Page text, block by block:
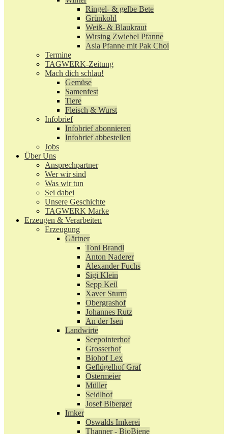
Ringel- & gelbe Bete
Grünkohl
Weiß- & Blaukraut
Wirsing Zwiebel Pfanne
Asia Pfanne mit Pak Choi
Termine
TAGWERK-Zeitung
Mach dich schlau!
Gemüse
Samenfest
Tiere
Fleisch & Wurst
Infobrief
Infobrief abonnieren
Infobrief abbestellen
Jobs
Über Uns
Ansprechpartner
Wer wir sind
Was wir tun
Sei dabei
Unsere Geschichte
TAGWERK Marke
Erzeugen & Verarbeiten
Erzeugung
Gärtner
Toni Brandl
Anton Naderer
Alexander Fuchs
Sigi Klein
Sepp Keil
Xaver Sturm
Obergrashof
Johannes Rutz
An der Isen
Landwirte
Seepointerhof
Grosserhof
Biohof Lex
Geflügelhof Graf
Ostermeier
Müller
Seidlhof
Josef Biberger
Imker
Oswalds Imkerei
Thanner - BioBiene